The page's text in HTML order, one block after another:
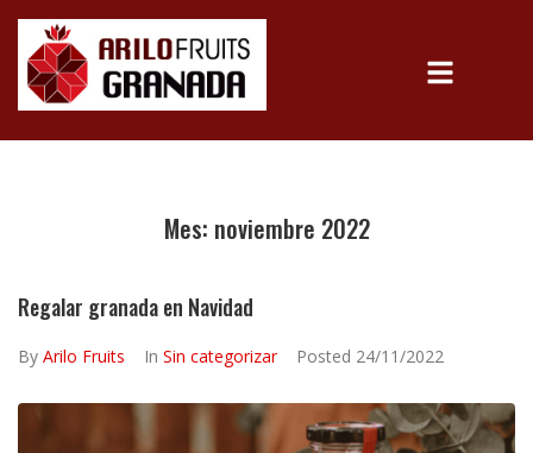
Mes: noviembre 2022
Regalar granada en Navidad
By Arilo Fruits In Sin categorizar Posted 24/11/2022